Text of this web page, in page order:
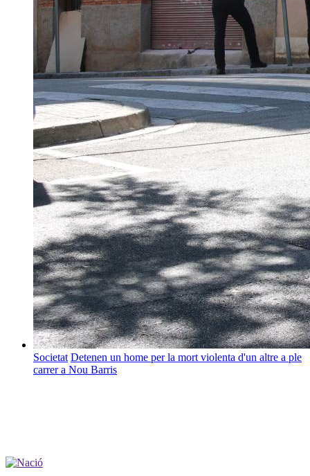
Societat Detenen un home per la mort violenta d'un altre a ple
carrer a Nou Barris